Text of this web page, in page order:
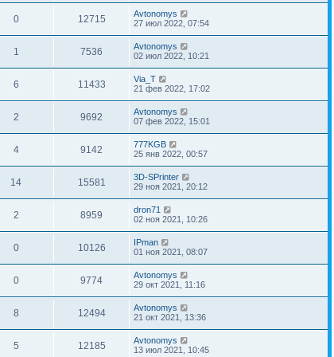
0 12715
Avtonomys
27 июл 2022, 07:54
1 7536
Avtonomys
02 июл 2022, 10:21
6 11433
Via_T
21 фев 2022, 17:02
2 9692
Avtonomys
07 фев 2022, 15:01
4 9142
777KGB
25 янв 2022, 00:57
14 15581
3D-SPrinter
29 ноя 2021, 20:12
2 8959
dron71
02 ноя 2021, 10:26
0 10126
IPman
01 ноя 2021, 08:07
0 9774
Avtonomys
29 окт 2021, 11:16
8 12494
Avtonomys
21 окт 2021, 13:36
5 12185
Avtonomys
13 июл 2021, 10:45